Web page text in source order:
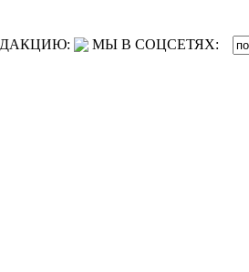
МЫ В СОЦСЕТЯХ: